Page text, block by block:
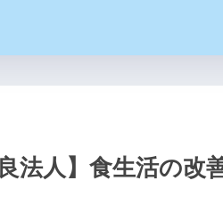
法人】食生活の改